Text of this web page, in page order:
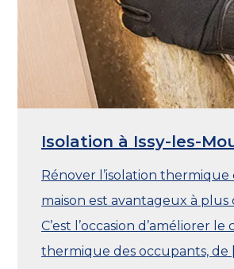
Isolation à Issy-les-
Rénover l’isolation thermique
maison est avantageux à plus
C’est l’occasion d’améliorer
thermique des occupants, de